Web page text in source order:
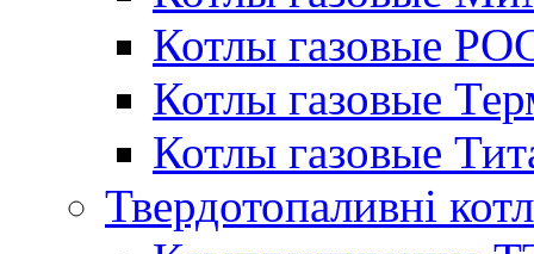
Котлы газовые
Котлы газовые
Котлы газовые
Твердотопаливні